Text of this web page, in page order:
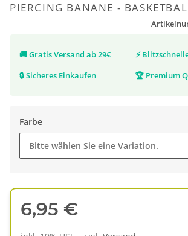
PIERCING BANANE -
🚚Gratis Versand ab 29€ ⚡
🔒Sicheres Einkaufen 🏆 Premium
Farbe
Bitte wählen Sie eine Variation.
6,95 €